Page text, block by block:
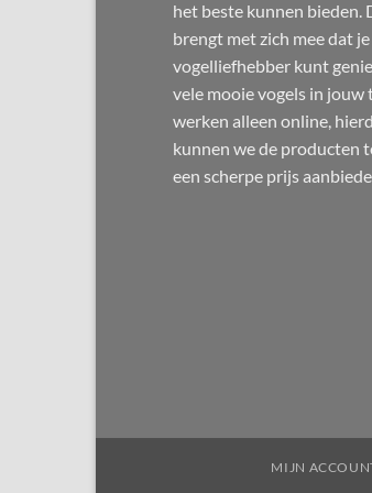
het beste kunnen bieden.
brengt met zich mee dat
vogelliefhebber kunt
vele mooie vogels in jouw
werken alleen online,
kunnen we de producten
een scherpe prijs
MIJN